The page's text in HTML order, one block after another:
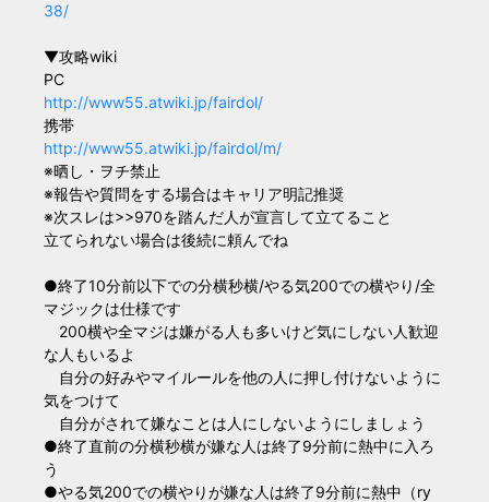
38/
▼攻略wiki
PC
http://www55.atwiki.jp/fairdol/
携帯
http://www55.atwiki.jp/fairdol/m/
※晒し・ヲチ禁止
※報告や質問をする場合はキャリア明記推奨
※次スレは>>970を踏んだ人が宣言して立てること
立てられない場合は後続に頼んでね
●終了10分前以下での分横秒横/やる気200での横やり/全
マジックは仕様です
200横や全マジは嫌がる人も多いけど気にしない人歓迎
な人もいるよ
自分の好みやマイルールを他の人に押し付けないように
気をつけて
自分がされて嫌なことは人にしないようにしましょう
●終了直前の分横秒横が嫌な人は終了9分前に熱中に入ろ
う
●やる気200での横やりが嫌な人は終了9分前に熱中（ry